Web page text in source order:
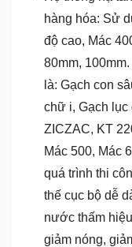
hàng hóa: Sử
độ cao, Mác
80mm,
là: Gạch con
chữ i, Gạch lục
ZICZAC, KT
Mác 500, Mác
quá trình thi
thế cục bộ dễ
nước thấm
giảm nóng,